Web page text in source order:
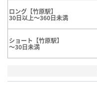
ロング【竹原駅】
30日以上～360日未満
ショート【竹原駅】
～30日未満